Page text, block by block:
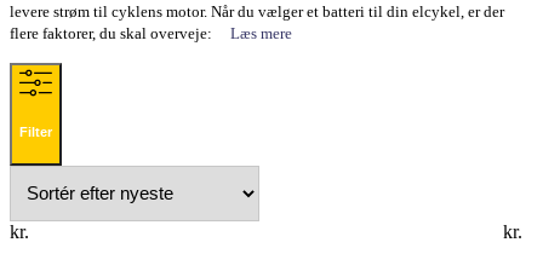
levere strøm til cyklens motor. Når du vælger et batteri til din elcykel, er der
flere faktorer, du skal overveje:
Læs mere
Filter
kr. kr.